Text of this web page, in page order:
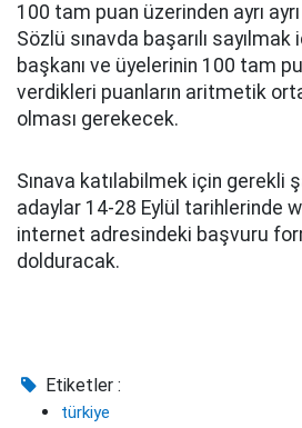
100 tam puan üzerinden ayrı
Sözlü sınavda başarılı
başkanı ve üyelerinin 100 tam
verdikleri puanların aritmetik
olması gerekecek.
Sınava katılabilmek için gerekli
adaylar 14-28 Eylül tarihlerinde
internet adresindeki başvuru
dolduracak.
Etiketler :
türkiye